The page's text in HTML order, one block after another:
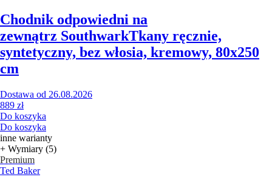
Chodnik odpowiedni na
zewnątrz SouthwarkTkany ręcznie,
syntetyczny, bez włosia, kremowy, 80x250
cm
Dostawa od 26.08.2026
889 zł
Do koszyka
Do koszyka
inne warianty
+ Wymiary (5)
Premium
Ted Baker